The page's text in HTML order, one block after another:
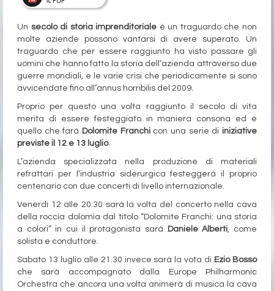
Un secolo di storia imprenditoriale è un traguardo che non
molte aziende possono vantarsi di avere superato. Un
traguardo che per essere raggiunto ha visto passare gli
uomini che hanno fatto la storia dell’azienda attraverso due
guerre mondiali, e le varie crisi che periodicamente si sono
avvicendate fino all’annus horribilis del 2009.
Proprio per questo una volta raggiunto il secolo di vita
merita di essere festeggiato in maniera consona ed è
quello che farà Dolomite Franchicon una serie di iniziative
previste il 12 e 13 luglio.
L’azienda specializzata nella produzione di materiali
refrattari per l’industria siderurgica festeggerà il proprio
centenario con due concerti di livello internazionale.
Venerdì 12 alle 20.30 sarà la volta del concerto nella cava
della roccia dolomia dal titolo “Dolomite Franchi: una storia
a colori” in cui il protagonista sarà Daniele Alberti , come
solista e conduttore.
Sabato 13 luglio alle 21.30 invece sarà la vota di Ezio Bosso
che sarà accompagnato dalla Europe Philharmonic
Orchestra che ancora una volta animerà di musica la cava